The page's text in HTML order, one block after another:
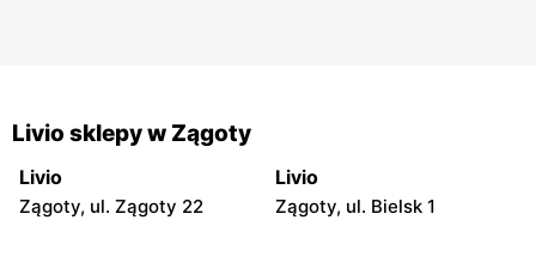
Livio sklepy w Zągoty
Livio
Zągoty, ul. Zągoty 22
Livio
Zągoty, ul. Bielsk 1